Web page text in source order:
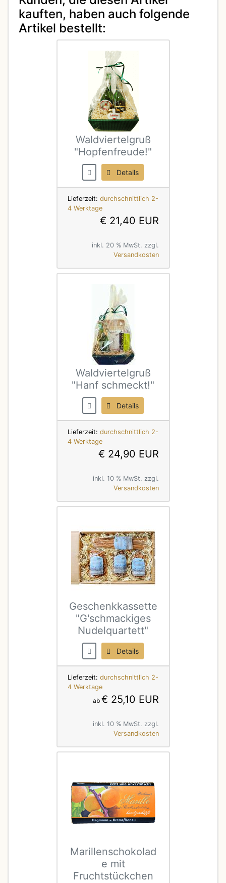
kauften, haben auch folgende
Artikel bestellt:
Waldviertelgruß
"Hopfenfreude!"
Details
Lieferzeit: durchschnittlich 2-
4 Werktage
€ 21,40 EUR
inkl. 20 % MwSt. zzgl.
Versandkosten
Waldviertelgruß
"Hanf schmeckt!"
Details
Lieferzeit: durchschnittlich 2-
4 Werktage
€ 24,90 EUR
inkl. 10 % MwSt. zzgl.
Versandkosten
Geschenkkassette
"G'schmackiges
Nudelquartett"
Details
Lieferzeit: durchschnittlich 2-
4 Werktage
ab € 25,10 EUR
inkl. 10 % MwSt. zzgl.
Versandkosten
Marillenschokolad
e mit
Fruchtstückchen